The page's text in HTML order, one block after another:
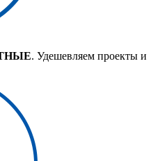
. Удешевляем проекты и